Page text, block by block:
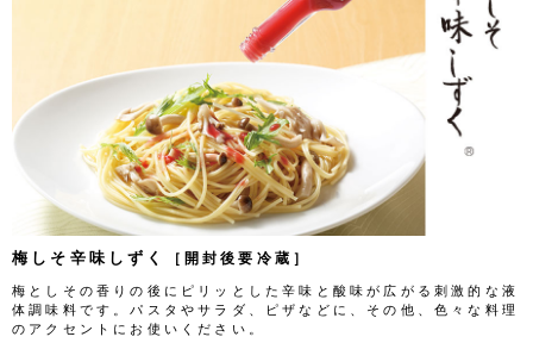
梅しそ辛味しずく ［開封後要冷蔵］
梅としその香りの後にピリッとした辛味と酸味が広がる刺激的な液
体調味料です。パスタやサラダ、ピザなどに、その他、色々な料理
のアクセントにお使いください。